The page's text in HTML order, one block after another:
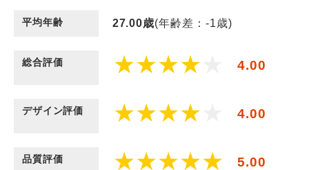
平均年齢 27.00歳(年齢差：-1歳)
総合評価 4.00
デザイン評価 4.00
品質評価 5.00